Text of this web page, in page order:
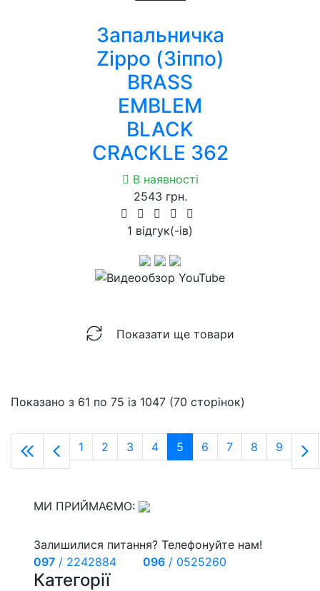
Запальничка
Zippo (Зіппо)
BRASS
EMBLEM
BLACK
CRACKLE 362
В наявності
2543 грн.
1 вiдгук(-iв)
Показати ще товари
Показано з 61 по 75 із 1047 (70 сторінок)
1 2 3 4 5 6 7 8 9
МИ ПРИЙМАЄМО:
Залишилися питання? Телефонуйте нам!
097 / 2242884 096 / 0525260
Категорії